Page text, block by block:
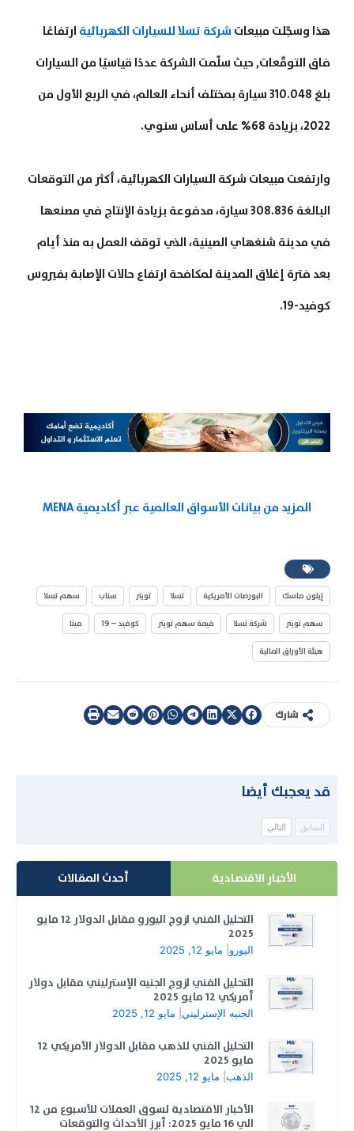
هذا وسجّلت مبيعات شركة تسلا للسيارات الكهربائية ارتفاعًا
فاق التوقّعات, حيث سلّمت الشركة عددًا قياسيًا من السيارات
بلغ 310.048 سيارة بمختلف أنحاء العالم، في الربع الأول من
2022، بزيادة 68% على أساس سنوي.
وارتفعت مبيعات شركة السيارات الكهربائية، أكثر من التوقعات
البالغة 308.836 سيارة، مدفوعة بزيادة الإنتاج في مصنعها
في مدينة شنغهاي الصينية، الذي توقف العمل به منذ أيام
بعد فترة إغلاق المدينة لمكافحة ارتفاع حالات الإصابة بفيروس
كوفيد-19.
المزيد من بيانات الأسواق العالمية عبر أكاديمية MENA
إيلون ماسك البورصات الأمريكية تسلا تويتر سناب سهم تسلا
سهم تويتر شركة تسلا قيمة سهم تويتر كوفيد – 19 ميتا
هيئة الأوراق المالية
شارك
قد يعجبك أيضا
السابق التالي
الأخبار الاقتصادية أحدث المقالات
التحليل الفني لزوج اليورو مقابل الدولار 12 مايو
2025
اليورو مايو 12, 2025
التحليل الفني لزوج الجنيه الإسترليني مقابل دولار
أمريكي 12 مايو 2025
الجنيه الإسترليني مايو 12, 2025
التحليل الفني للذهب مقابل الدولار الأمريكي 12
مايو 2025
الذهب مايو 12, 2025
الأخبار الاقتصادية لسوق العملات للأسبوع من 12
الي 16 مايو 2025: أبرز الأحداث والتوقعات